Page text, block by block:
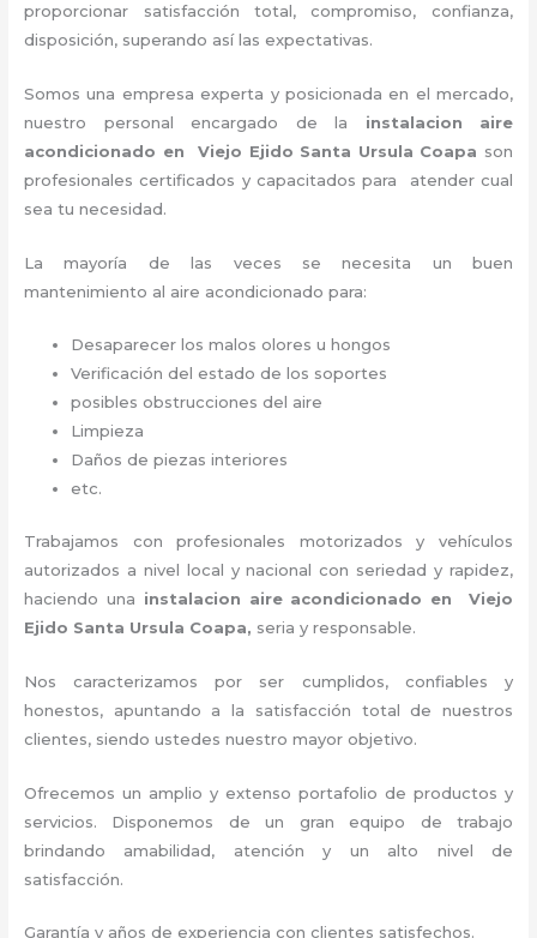
proporcionar satisfacción total, compromiso, confianza,
disposición, superando así las expectativas.
Somos una empresa experta y posicionada en el mercado,
nuestro personal encargado de la instalacion aire
acondicionado en Viejo Ejido Santa Ursula Coapa son
profesionales certificados y capacitados para atender cual
sea tu necesidad.
La mayoría de las veces se necesita un buen
mantenimiento al aire acondicionado para:
Desaparecer los malos olores u hongos
Verificación del estado de los soportes
posibles obstrucciones del aire
Limpieza
Daños de piezas interiores
etc.
Trabajamos con profesionales motorizados y vehículos
autorizados a nivel local y nacional con seriedad y rapidez,
haciendo una instalacion aire acondicionado en Viejo
Ejido Santa Ursula Coapa, seria y responsable.
Nos caracterizamos por ser cumplidos, confiables y
honestos, apuntando a la satisfacción total de nuestros
clientes, siendo ustedes nuestro mayor objetivo.
Ofrecemos un amplio y extenso portafolio de productos y
servicios. Disponemos de un gran equipo de trabajo
brindando amabilidad, atención y un alto nivel de
satisfacción.
Garantía y años de experiencia con clientes satisfechos.